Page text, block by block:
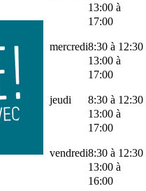
13:00 à
17:00
mercredi8:30 à 12:30
13:00 à
17:00
jeudi
8:30 à 12:30
13:00 à
17:00
vendredi8:30 à 12:30
13:00 à
16:00